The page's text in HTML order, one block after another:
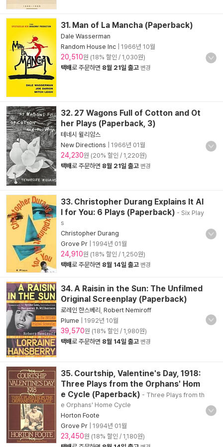
31. Man of La Mancha (Paperback)
Dale Wasserman
Random House Inc
1966년 10월
20,510원 (18% 할인 / 1,030원)
택배로 주문하면 8월 21일 출고 변경
32. 27 Wagons Full of Cotton and Ot
her Plays (Paperback, 3)
테네시 윌리암스
New Directions
1966년 01월
24,230원 (20% 할인 / 1,220원)
택배로 주문하면 8월 21일 출고 변경
33. Christopher Durang Explains It Al
l for You: 6 Plays (Paperback) - Six Play
s
Christopher Durang
Grove Pr
1994년 01월
24,910원 (18% 할인 / 1,250원)
택배로 주문하면 8월 14일 출고 변경
34. A Raisin in the Sun: The Unfilmed
Original Screenplay (Paperback)
로레인 한스베리 Robert Nemiroff
Plume
1992년 10월
39,570원 (18% 할인 / 1,980원)
택배로 주문하면 8월 14일 출고 변경
35. Courtship, Valentine's Day, 1918:
Three Plays from the Orphans' Hom
e Cycle (Paperback) - Three Plays from th
e Orphans' Home Cycle
Horton Foote
Grove Pr
1994년 01월
23,450원 (18% 할인 / 1,180원)